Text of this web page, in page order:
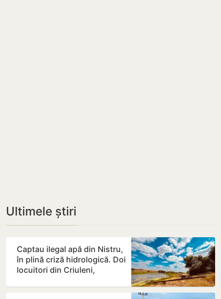
Ultimele știri
Captau ilegal apă din Nistru,
în plină criză hidrologică. Doi
locuitori din Criuleni,